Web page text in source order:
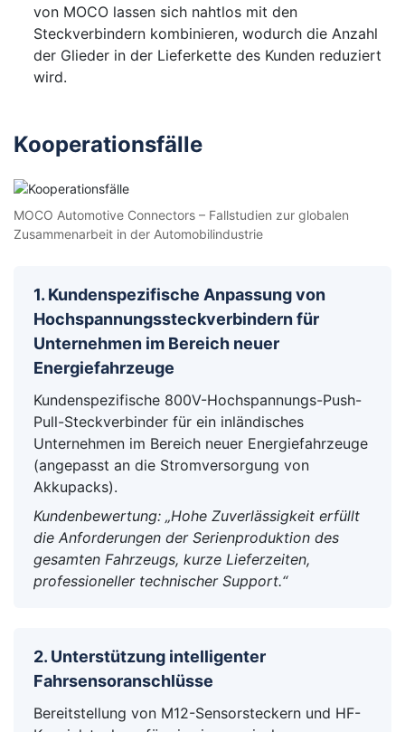
von MOCO lassen sich nahtlos mit den
Steckverbindern kombinieren, wodurch die Anzahl
der Glieder in der Lieferkette des Kunden reduziert
wird.
Kooperationsfälle
MOCO Automotive Connectors – Fallstudien zur globalen
Zusammenarbeit in der Automobilindustrie
1. Kundenspezifische Anpassung von
Hochspannungssteckverbindern für
Unternehmen im Bereich neuer
Energiefahrzeuge
Kundenspezifische 800V-Hochspannungs-Push-
Pull-Steckverbinder für ein inländisches
Unternehmen im Bereich neuer Energiefahrzeuge
(angepasst an die Stromversorgung von
Akkupacks).
Kundenbewertung: „Hohe Zuverlässigkeit erfüllt
die Anforderungen der Serienproduktion des
gesamten Fahrzeugs, kurze Lieferzeiten,
professioneller technischer Support.“
2. Unterstützung intelligenter
Fahrsensoranschlüsse
Bereitstellung von M12-Sensorsteckern und HF-